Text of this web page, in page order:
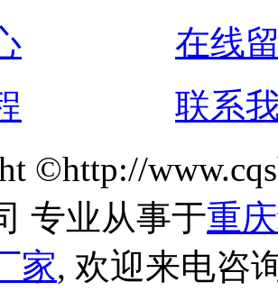
在线
联系
©http://
专业从事于重
家, 欢迎来电咨